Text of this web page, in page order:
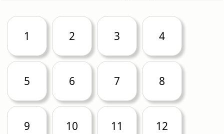
1 2 3 4
5 6 7 8
9 10 11 12